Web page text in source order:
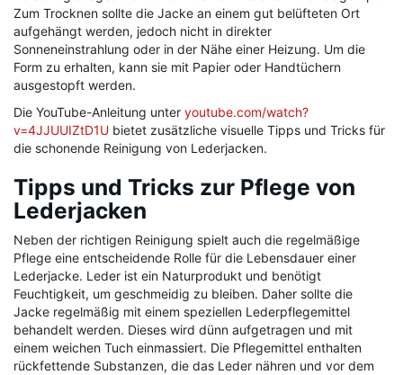
Zum Trocknen sollte die Jacke an einem gut belüfteten Ort
aufgehängt werden, jedoch nicht in direkter
Sonneneinstrahlung oder in der Nähe einer Heizung. Um die
Form zu erhalten, kann sie mit Papier oder Handtüchern
ausgestopft werden.
Die YouTube-Anleitung unter youtube.com/watch?
v=4JJUUIZtD1U bietet zusätzliche visuelle Tipps und Tricks für
die schonende Reinigung von Lederjacken.
Tipps und Tricks zur Pflege von
Lederjacken
Neben der richtigen Reinigung spielt auch die regelmäßige
Pflege eine entscheidende Rolle für die Lebensdauer einer
Lederjacke. Leder ist ein Naturprodukt und benötigt
Feuchtigkeit, um geschmeidig zu bleiben. Daher sollte die
Jacke regelmäßig mit einem speziellen Lederpflegemittel
behandelt werden. Dieses wird dünn aufgetragen und mit
einem weichen Tuch einmassiert. Die Pflegemittel enthalten
rückfettende Substanzen, die das Leder nähren und vor dem